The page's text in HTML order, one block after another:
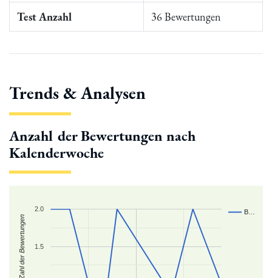
Test Anzahl 36 Bewertungen
Trends & Analysen
Anzahl der Bewertungen nach
Kalenderwoche
B…
1.5
2.0
Zahl der Bewertungen